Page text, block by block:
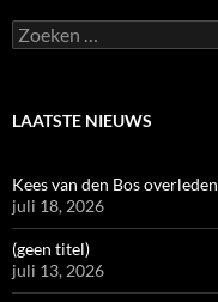
Zoeken
naar:
LAATSTE NIEUWS
Kees van den Bos overleden
juli 18, 2026
(geen titel)
juli 13, 2026